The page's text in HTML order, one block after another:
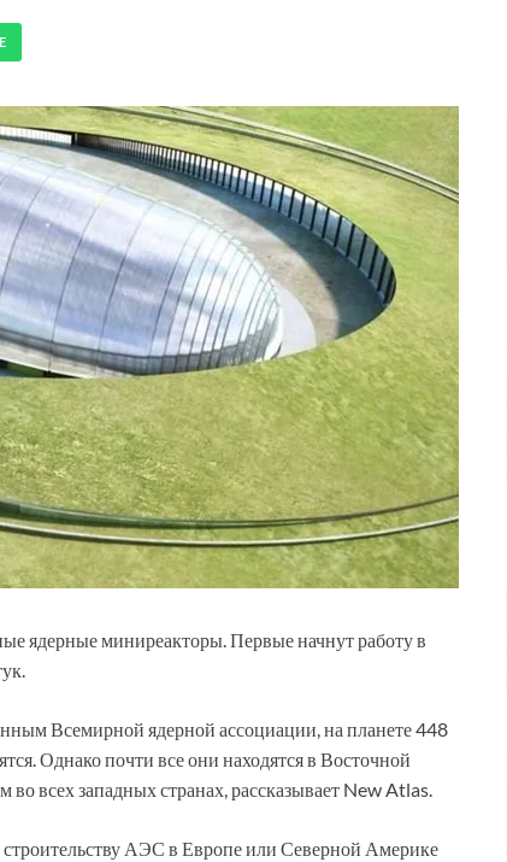
ядерные миниреакторы. Первые начнут работу в
Всемирной ядерной ассоциации, на планете 448
Однако почти все они находятся в Восточной
всех западных странах, рассказывает New Atlas.
АЭС в Европе или Северной Америке